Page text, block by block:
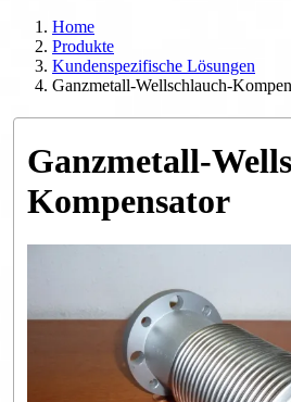
Home
Produkte
Kundenspezifische Lösungen
Ganzmetall-Wellschlauch-
Ganzmetall-
Kompensator